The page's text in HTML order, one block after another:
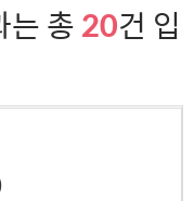
는 총20건 입